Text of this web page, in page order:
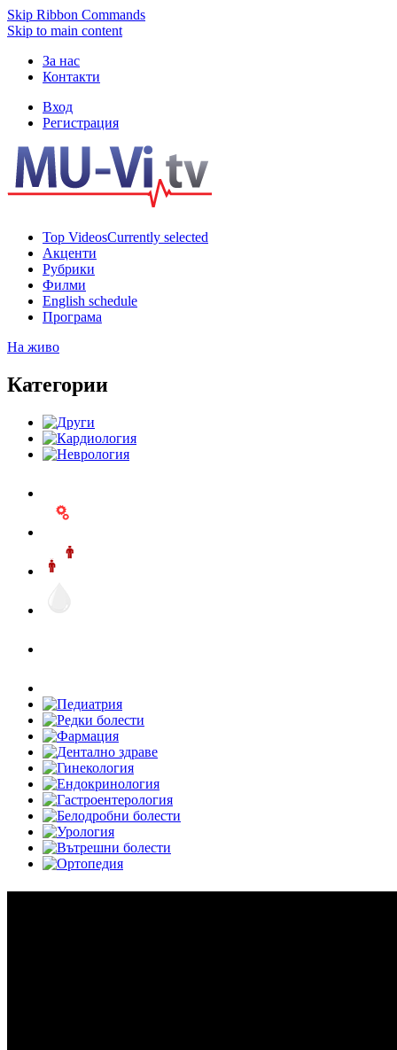
Skip Ribbon Commands
Skip to main content
За нас
Контакти
Вход
Регистрация
Top VideosCurrently selected
Акценти
Рубрики
Филми
English schedule
Програма
На живо
Категории